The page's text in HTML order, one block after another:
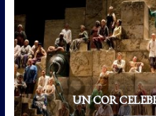
UN COR